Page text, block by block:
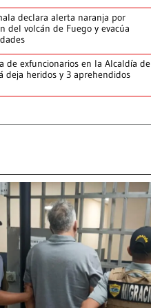
declara alerta naranja por
del volcán de Fuego y evacúa
de exfuncionarios en la Alcaldía de
deja heridos y 3 aprehendidos